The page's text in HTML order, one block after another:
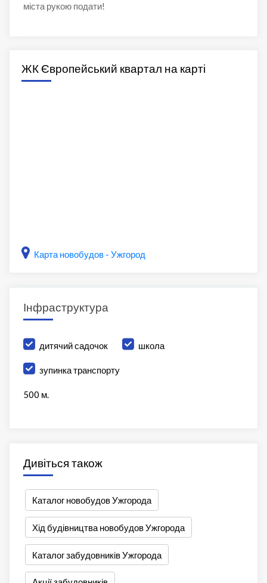
міста рукою подати!
ЖК Європейський квартал на карті
Карта новобудов - Ужгород
Інфраструктура
дитячий садочок школа
зупинка транспорту
500 м.
Дивіться також
Каталог новобудов Ужгорода
Хід будівництва новобудов Ужгорода
Каталог забудовників Ужгорода